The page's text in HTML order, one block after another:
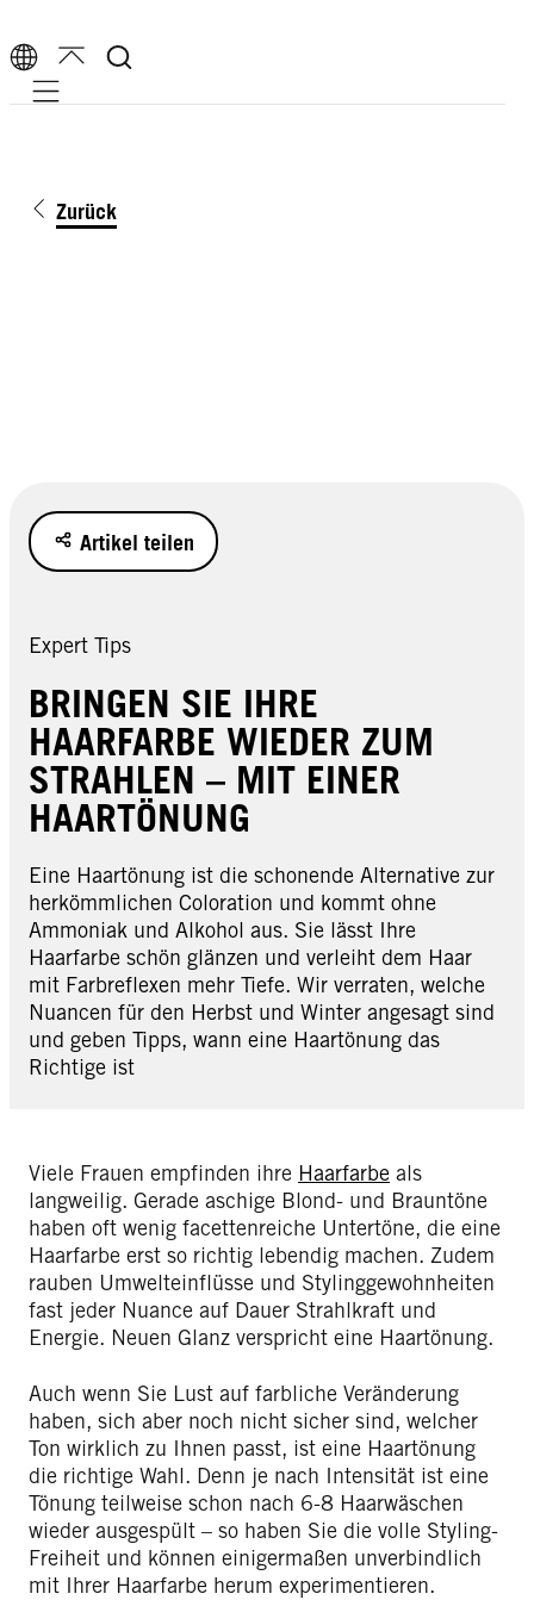
Mobile navigation
Zurück
Artikel teilen
Expert Tips
BRINGEN SIE IHRE
HAARFARBE WIEDER ZUM
STRAHLEN – MIT EINER
HAARTÖNUNG
Eine Haartönung ist die schonende Alternative zur
herkömmlichen Coloration und kommt ohne
Ammoniak und Alkohol aus. Sie lässt Ihre
Haarfarbe schön glänzen und verleiht dem Haar
mit Farbreflexen mehr Tiefe. Wir verraten, welche
Nuancen für den Herbst und Winter angesagt sind
und geben Tipps, wann eine Haartönung das
Richtige ist
Viele Frauen empfinden ihre Haarfarbe als
langweilig. Gerade aschige Blond- und Brauntöne
haben oft wenig facettenreiche Untertöne, die eine
Haarfarbe erst so richtig lebendig machen. Zudem
rauben Umwelteinflüsse und Stylinggewohnheiten
fast jeder Nuance auf Dauer Strahlkraft und
Energie. Neuen Glanz verspricht eine Haartönung.
Auch wenn Sie Lust auf farbliche Veränderung
haben, sich aber noch nicht sicher sind, welcher
Ton wirklich zu Ihnen passt, ist eine Haartönung
die richtige Wahl. Denn je nach Intensität ist eine
Tönung teilweise schon nach 6-8 Haarwäschen
wieder ausgespült – so haben Sie die volle Styling-
Freiheit und können einigermaßen unverbindlich
mit Ihrer Haarfarbe herum experimentieren.